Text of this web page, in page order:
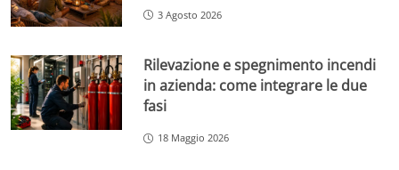
3 Agosto 2026
Rilevazione e spegnimento incendi
in azienda: come integrare le due
fasi
18 Maggio 2026